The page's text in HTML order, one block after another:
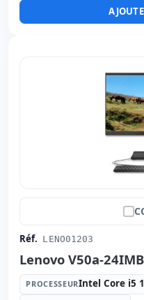
Led 21.5 '' FullHD avec
Affichage spécifique:
Base · Réglable en
RJ-45 ·
hR emballage
Réf. LENO01203
Lenovo V50a-
PROCESSEURIntel Core i5